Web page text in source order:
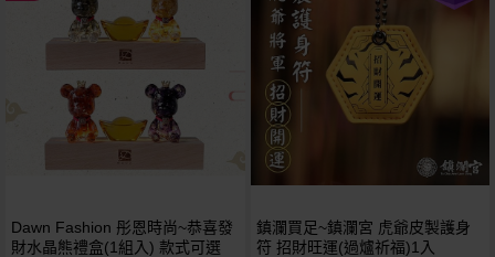
Dawn Fashion 彤恩時尚~恭喜發
財水晶熊禮盒(1組入) 款式可選
鎮瀾買足~鎮瀾宮 虎爺皮製護身
符 招財旺運(過爐祈福)1入